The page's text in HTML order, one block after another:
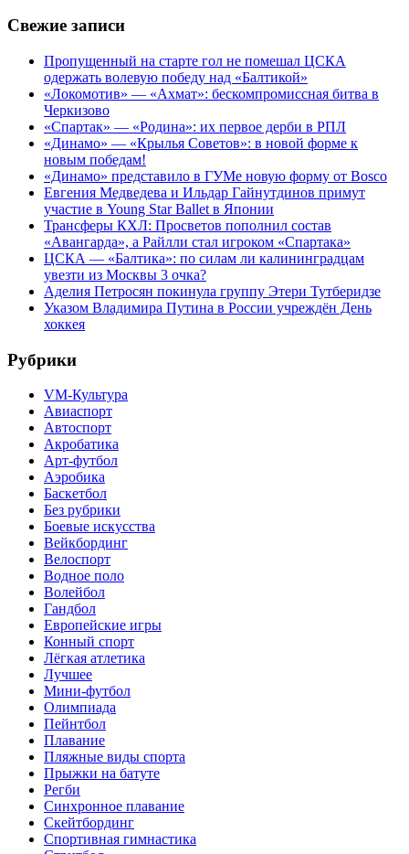
Свежие записи
Пропущенный на старте гол не помешал ЦСКА
одержать волевую победу над «Балтикой»
«Локомотив» — «Ахмат»: бескомпромиссная битва в
Черкизово
«Спартак» — «Родина»: их первое дерби в РПЛ
«Динамо» — «Крылья Советов»: в новой форме к
новым победам!
«Динамо» представило в ГУМе новую форму от Bosco
Евгения Медведева и Ильдар Гайнутдинов примут
участие в Young Star Ballet в Японии
Трансферы КХЛ: Просветов пополнил состав
«Авангарда», а Райлли стал игроком «Спартака»
ЦСКА — «Балтика»: по силам ли калининградцам
увезти из Москвы 3 очка?
Аделия Петросян покинула группу Этери Тутберидзе
Указом Владимира Путина в России учреждён День
хоккея
Рубрики
VM-Культура
Авиаспорт
Автоспорт
Акробатика
Арт-футбол
Аэробика
Баскетбол
Без рубрики
Боевые искусства
Вейкбординг
Велоспорт
Водное поло
Волейбол
Гандбол
Европейские игры
Конный спорт
Лёгкая атлетика
Лучшее
Мини-футбол
Олимпиада
Пейнтбол
Плавание
Пляжные виды спорта
Прыжки на батуте
Регби
Синхронное плавание
Скейтбординг
Спортивная гимнастика